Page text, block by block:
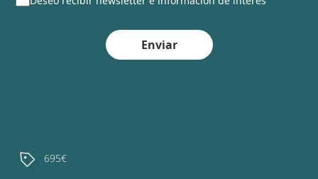
Enviar
695€